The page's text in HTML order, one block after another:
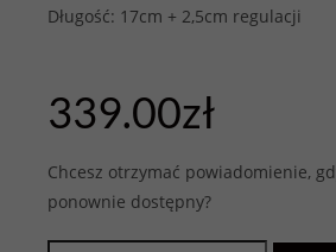
Długość: 17cm + 2,5cm regulacji
339.00zł
Chcesz otrzymać powiadomienie,
ponownie dostępny?